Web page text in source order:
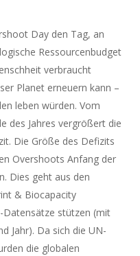
Day den Tag, an
Ressourcenbudget
verbraucht
Planet erneuern kann –
leben würden. Vom
des Jahres vergrößert die
Die Größe des Defizits
Overshoots Anfang der
Dies geht aus den
& Biocapacity
Datensätze stützen (mit
Jahr). Da sich die UN-
die globalen